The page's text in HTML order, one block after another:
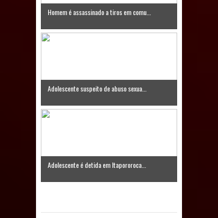
Prefeito Major Sidnei busca em
Denise Ribeiro toma posse no
BREJO em Guarabira
Homem é assassinado a tiros em comu...
Adolescente suspeito de abuso sexua...
Adolescente é detida em Itapororoca...